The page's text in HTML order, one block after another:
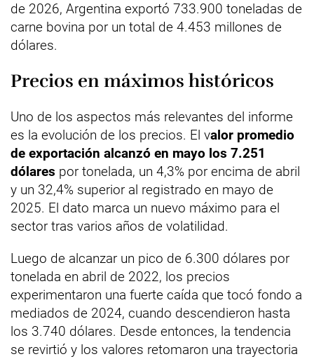
de 2026, Argentina exportó 733.900 toneladas de
carne bovina por un total de 4.453 millones de
dólares.
Precios en máximos históricos
Uno de los aspectos más relevantes del informe
es la evolución de los precios. El valor promedio
de exportación alcanzó en mayo los 7.251
dólares por tonelada, un 4,3% por encima de abril
y un 32,4% superior al registrado en mayo de
2025. El dato marca un nuevo máximo para el
sector tras varios años de volatilidad.
Luego de alcanzar un pico de 6.300 dólares por
tonelada en abril de 2022, los precios
experimentaron una fuerte caída que tocó fondo a
mediados de 2024, cuando descendieron hasta
los 3.740 dólares. Desde entonces, la tendencia
se revirtió y los valores retomaron una trayectoria